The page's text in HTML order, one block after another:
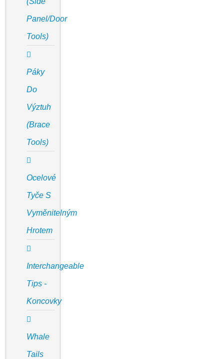
Panel/door
Tools)
Páky
Do
Výztuh
(Brace
Tools)
Ocelové
Tyče S
Vyměnitelným
Hrotem
Interchangeable
Tips -
Koncovky
Whale
Tails